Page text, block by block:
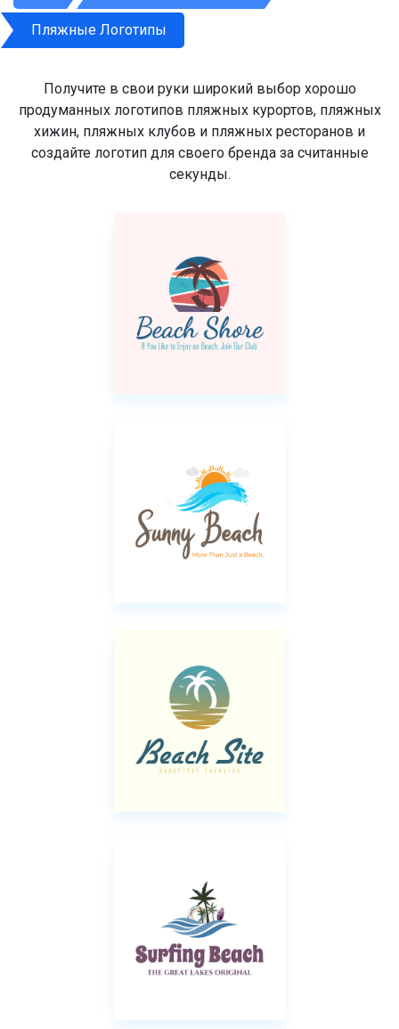
Пляжные Логотипы
Получите в свои руки широкий выбор хорошо
продуманных логотипов пляжных курортов, пляжных
хижин, пляжных клубов и пляжных ресторанов и
создайте логотип для своего бренда за считанные
секунды.